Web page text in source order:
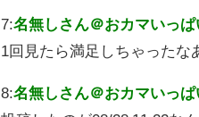
7:名無しさん＠おカマいっぱ
1回見たら満足しちゃったな
8:名無しさん＠おカマいっぱ